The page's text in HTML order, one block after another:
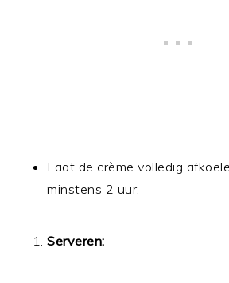
Laat de crème volledig
minstens 2 uur.
Serveren: